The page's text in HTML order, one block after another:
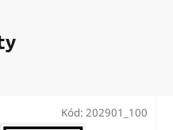
Kód: 202901_100